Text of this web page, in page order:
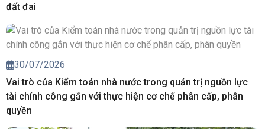
đất đai
30/07/2026
Vai trò của Kiểm toán nhà nước trong quản trị nguồn lực
tài chính công gắn với thực hiện cơ chế phân cấp, phân
quyền